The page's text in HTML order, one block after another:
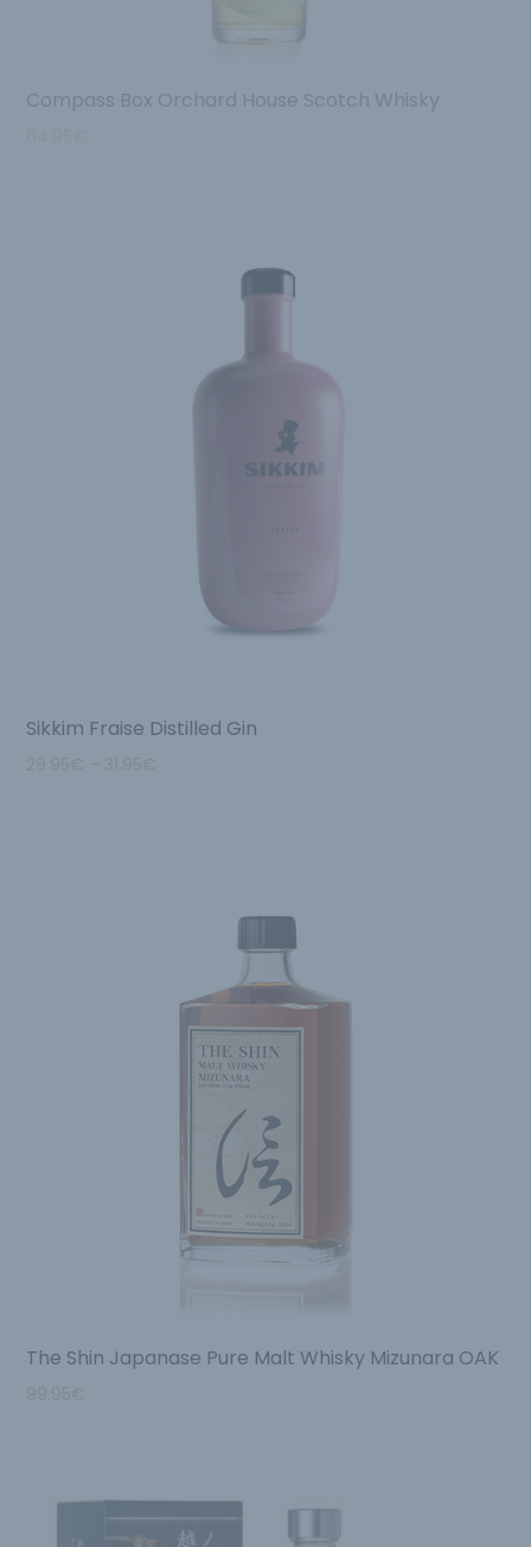
Compass Box Orchard House Scotch Whisky
Sikkim Fraise Distilled Gin
29.95€ – 31.95€
The Shin Japanase Pure Malt Whisky Mizunara OAK
99.95€